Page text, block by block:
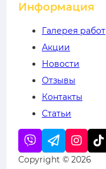
Информация
Галерея работ
Акции
Новости
Отзывы
Контакты
Статьи
Copyright © 2026